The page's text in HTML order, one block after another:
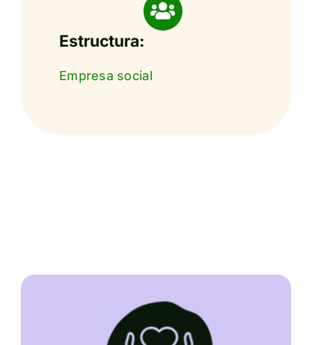
Estructura:
Empresa social